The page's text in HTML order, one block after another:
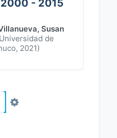
- 2015
Susan
Universidad de
, 2021)